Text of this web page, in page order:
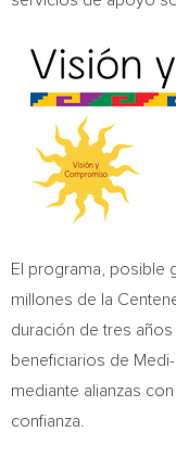
El programa, posible
millones de la
duración de tres
beneficiarios de
mediante alianzas
confianza.